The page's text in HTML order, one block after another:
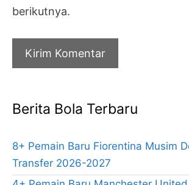
berikutnya.
Berita Bola Terbaru
8+ Pemain Baru Fiorentina Musim
Transfer 2026-2027